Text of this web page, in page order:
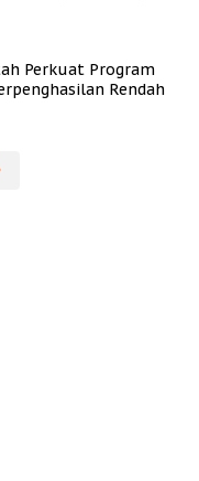
Perkuat Program
Rendah